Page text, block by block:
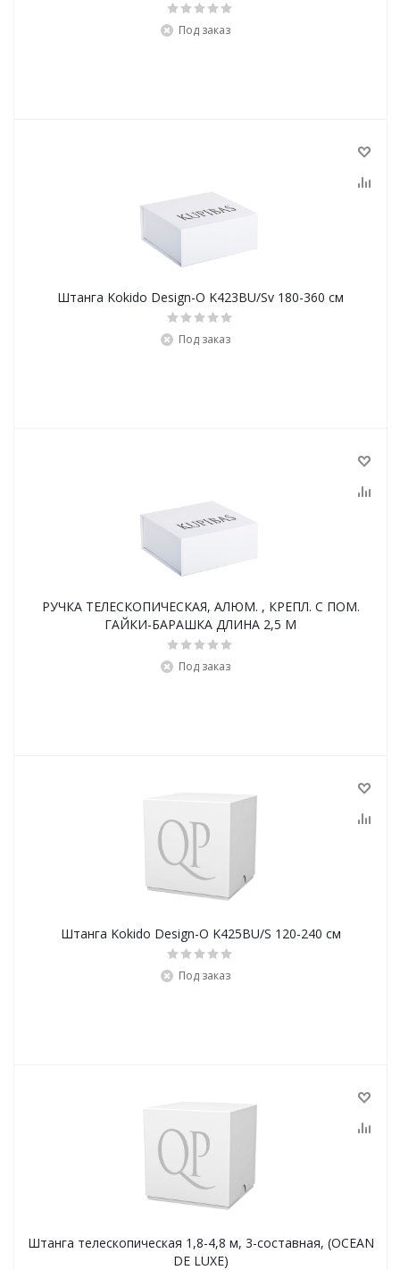
Под заказ
Штанга Kokido Design-O K423BU/Sv 180-360 см
Под заказ
РУЧКА ТЕЛЕСКОПИЧЕСКАЯ, АЛЮМ. , КРЕПЛ. С ПОМ.
ГАЙКИ-БАРАШКА ДЛИНА 2,5 М
Под заказ
Штанга Kokido Design-O K425BU/S 120-240 см
Под заказ
Штанга телескопическая 1,8-4,8 м, 3-составная, (OCEAN
DE LUXE)